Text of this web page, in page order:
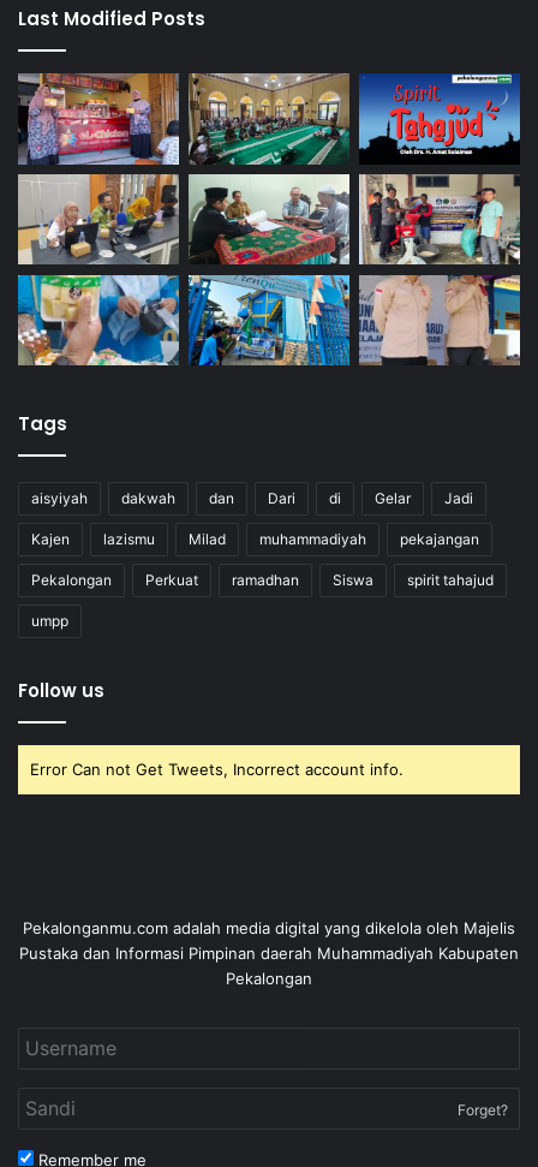
Last Modified Posts
Tags
aisyiyah dakwah dan Dari di Gelar Jadi
Kajen lazismu Milad muhammadiyah pekajangan
Pekalongan Perkuat ramadhan Siswa spirit tahajud
umpp
Follow us
Error Can not Get Tweets, Incorrect account info.
Pekalonganmu.com adalah media digital yang dikelola oleh Majelis
Pustaka dan Informasi Pimpinan daerah Muhammadiyah Kabupaten
Pekalongan
Forget?
Remember me